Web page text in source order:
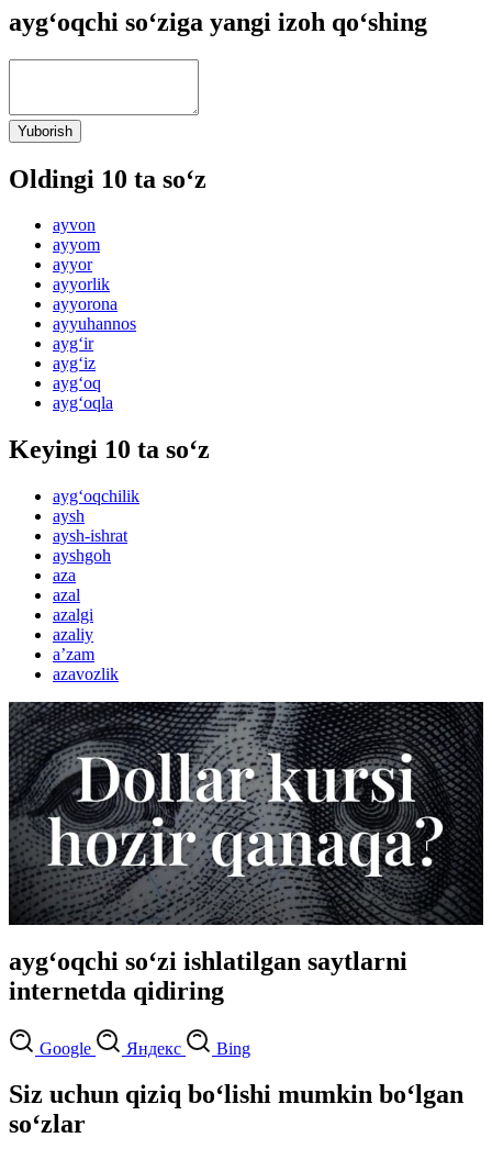
ayg‘oqchi so‘ziga yangi izoh qo‘shing
Yuborish
Oldingi 10 ta so‘z
ayvon
ayyom
ayyor
ayyorlik
ayyorona
ayyuhannos
ayg‘ir
ayg‘iz
ayg‘oq
ayg‘oqla
Keyingi 10 ta so‘z
ayg‘oqchilik
aysh
aysh-ishrat
ayshgoh
aza
azal
azalgi
azaliy
aʼzam
azavozlik
ayg‘oqchi so‘zi ishlatilgan saytlarni
internetda qidiring
Google Яндекс Bing
Siz uchun qiziq bo‘lishi mumkin bo‘lgan
so‘zlar